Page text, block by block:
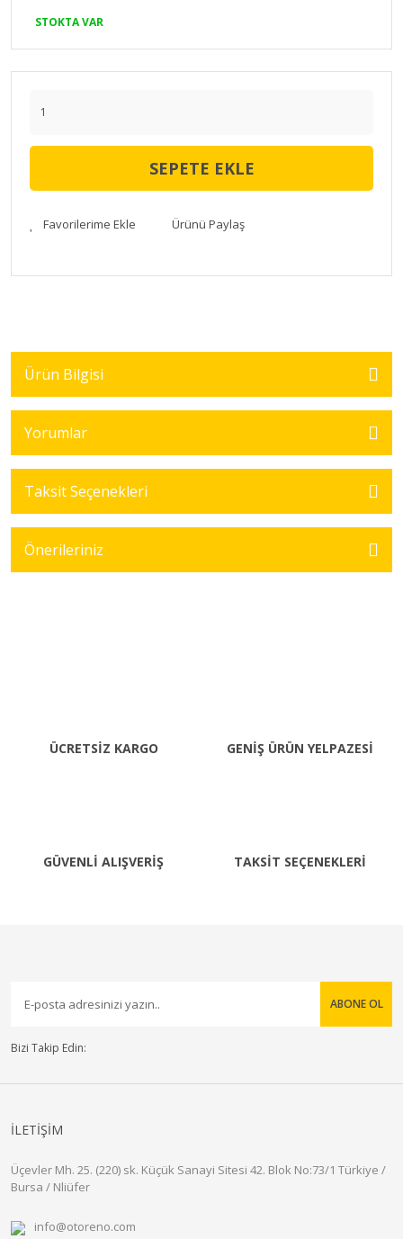
STOKTA VAR
SEPETE EKLE
Ürünü Paylaş
Ürün Bilgisi
Yorumlar
Taksit Seçenekleri
Önerileriniz
ÜCRETSİZ KARGO GENİŞ ÜRÜN YELPAZESİ
GÜVENLİ ALIŞVERİŞ TAKSİT SEÇENEKLERİ
ABONE OL
Bizi Takip Edin:
İLETİŞİM
Üçevler Mh. 25. (220) sk. Küçük Sanayi Sitesi 42. Blok No:73/1 Türkiye /
Bursa / Nliüfer
info@otoreno.com